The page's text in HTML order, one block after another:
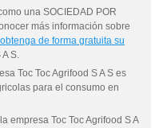
una SOCIEDAD POR
más información sobre
de forma gratuita su
S.
Toc Toc Agrifood S A S es
para el consumo en
empresa Toc Toc Agrifood S A